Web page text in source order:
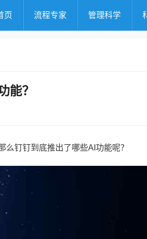
页 流程专家 管理科学
能？
钉钉到底推出了哪些AI功能呢？